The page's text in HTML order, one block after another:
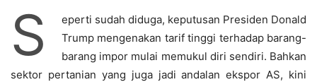
S
eperti sudah diduga, keputusan Presiden Donald
Trump mengenakan tarif tinggi terhadap barang-
barang impor mulai memukul diri sendiri. Bahkan
sektor pertanian yang juga jadi andalan ekspor AS, kini